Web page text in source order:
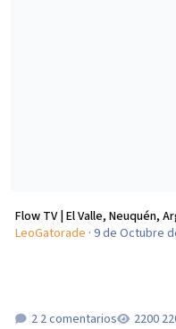
Flow TV | El Valle, Neuquén,
LeoGatorade · 9 de Octubre
2 comentarios